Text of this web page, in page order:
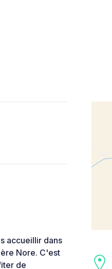
accueillir dans
Nore. C'est
de